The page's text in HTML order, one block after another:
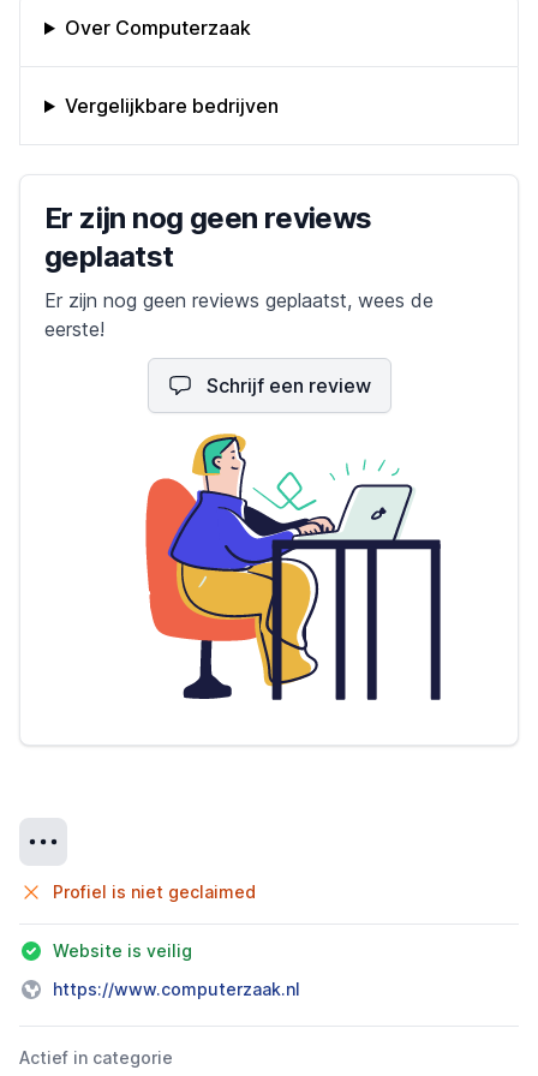
Over Computerzaak
Vergelijkbare bedrijven
Bedrijfs reviews
Er zijn nog geen reviews
geplaatst
Er zijn nog geen reviews geplaatst, wees de
eerste!
Schrijf een review
Profiel is niet geclaimed
Website is veilig
https://www.computerzaak.nl
Actief in categorie